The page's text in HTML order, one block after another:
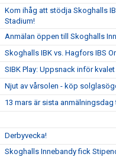
Kom ihåg att stödja Skoghalls
Stadium!
Anmälan öppen till Skoghalls
Skoghalls IBK vs. Hagfors IBS
SIBK Play: Uppsnack inför
Njut av vårsolen - köp
13 mars är sista
Derbyvecka!
Skoghalls Innebandy fick